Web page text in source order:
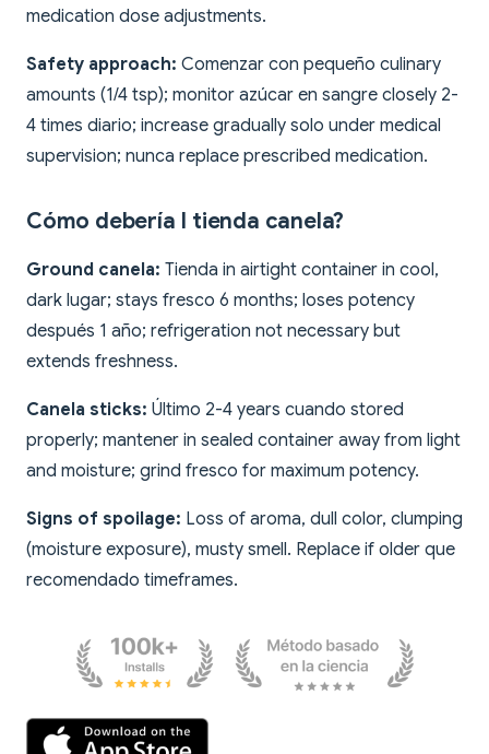
medication dose adjustments.
Safety approach: Comenzar con pequeño culinary
amounts (1/4 tsp); monitor azúcar en sangre closely 2-
4 times diario; increase gradually solo under medical
supervision; nunca replace prescribed medication.
Cómo debería I tienda canela?
Ground canela: Tienda in airtight container in cool,
dark lugar; stays fresco 6 months; loses potency
después 1 año; refrigeration not necessary but
extends freshness.
Canela sticks: Último 2-4 years cuando stored
properly; mantener in sealed container away from light
and moisture; grind fresco for maximum potency.
Signs of spoilage: Loss of aroma, dull color, clumping
(moisture exposure), musty smell. Replace if older que
recomendado timeframes.